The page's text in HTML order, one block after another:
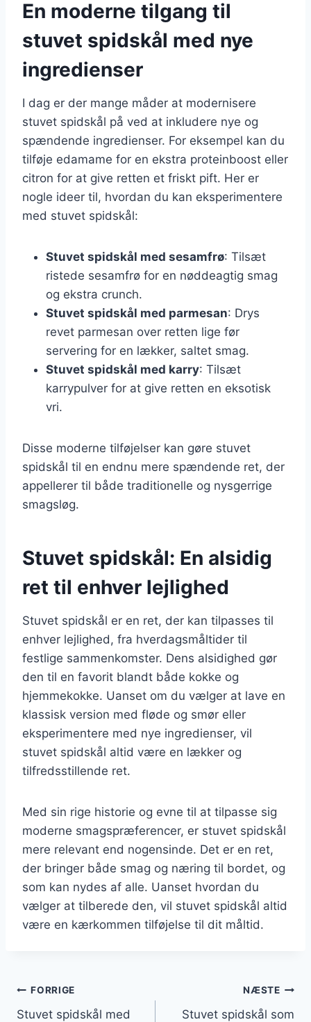
En moderne tilgang til
stuvet spidskål med nye
ingredienser
I dag er der mange måder at modernisere
stuvet spidskål på ved at inkludere nye og
spændende ingredienser. For eksempel kan du
tilføje edamame for en ekstra proteinboost eller
citron for at give retten et friskt pift. Her er
nogle ideer til, hvordan du kan eksperimentere
med stuvet spidskål:
Stuvet spidskål med sesamfrø: Tilsæt
ristede sesamfrø for en nøddeagtig smag
og ekstra crunch.
Stuvet spidskål med parmesan: Drys
revet parmesan over retten lige før
servering for en lækker, saltet smag.
Stuvet spidskål med karry: Tilsæt
karrypulver for at give retten en eksotisk
vri.
Disse moderne tilføjelser kan gøre stuvet
spidskål til en endnu mere spændende ret, der
appellerer til både traditionelle og nysgerrige
smagsløg.
Stuvet spidskål: En alsidig
ret til enhver lejlighed
Stuvet spidskål er en ret, der kan tilpasses til
enhver lejlighed, fra hverdagsmåltider til
festlige sammenkomster. Dens alsidighed gør
den til en favorit blandt både kokke og
hjemmekokke. Uanset om du vælger at lave en
klassisk version med fløde og smør eller
eksperimentere med nye ingredienser, vil
stuvet spidskål altid være en lækker og
tilfredsstillende ret.
Med sin rige historie og evne til at tilpasse sig
moderne smagspræferencer, er stuvet spidskål
mere relevant end nogensinde. Det er en ret,
der bringer både smag og næring til bordet, og
som kan nydes af alle. Uanset hvordan du
vælger at tilberede den, vil stuvet spidskål altid
være en kærkommen tilføjelse til dit måltid.
Indlægsnavigation
FORRIGE
Stuvet spidskål med
NÆSTE
Stuvet spidskål som